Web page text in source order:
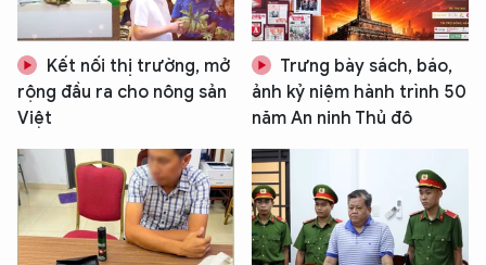
Kết nối thị trường, mở
rộng đầu ra cho nông sản
Việt
Trưng bày sách, báo,
ảnh kỷ niệm hành trình 50
năm An ninh Thủ đô